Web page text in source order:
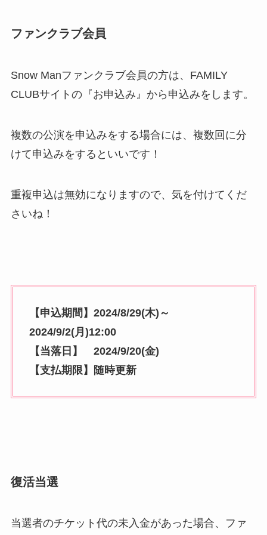
ファンクラブ会員
Snow Manファンクラブ会員の方は、FAMILY
CLUBサイトの『お申込み』から申込みをします。
複数の公演を申込みをする場合には、複数回に分
けて申込みをするといいです！
重複申込は無効になりますので、気を付けてくだ
さいね！
【申込期間】2024/8/29(木)～
2024/9/2(月)12:00
【当落日】
2024/9/20(金)
【支払期限】随時更新
復活当選
当選者のチケット代の未入金があった場合、ファ